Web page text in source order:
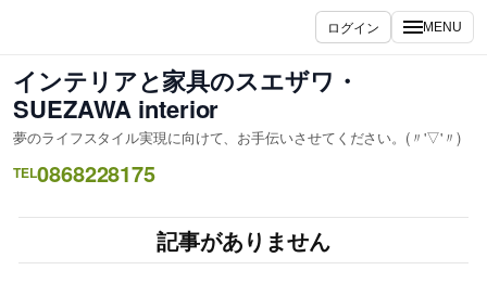
ス
キ
ッ
プ
ログイン MENU
インテリアと家具のスエザワ・
SUEZAWA interior
夢のライフスタイル実現に向けて、お手伝いさせてください。(〃'▽'〃)
TEL0868228175
記事がありません